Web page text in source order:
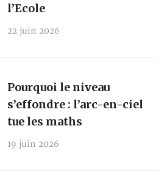
l’Ecole
22 juin 2026
Pourquoi le niveau
s’effondre : l’arc-en-ciel
tue les maths
19 juin 2026